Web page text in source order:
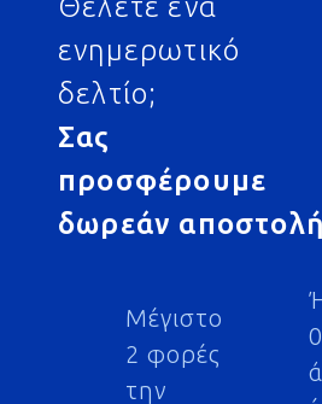
ενημερωτικό
δελτίο;
Σας
προσφέρουμε
δωρεάν αποστολή
Μέγιστο
2 φορές
την